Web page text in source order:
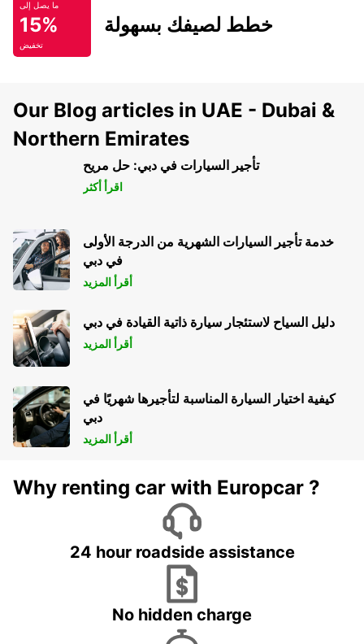
ما يصل إلى
15%
تخفيض
خطط لصيفك بسهولة
Our Blog articles in UAE - Dubai &
Northern Emirates
تأجير السيارات في دبي: حل مريح
اقرأ أكثر
خدمة تأجير السيارات الشهرية من الدرجة الأولى
في دبي
أقرأ المزيد
دليل السياح لاستئجار سيارة ذاتية القيادة في دبي
أقرأ المزيد
كيفية اختيار السيارة المناسبة لتأجيرها شهريًا في
دبي
أقرأ المزيد
Why renting car with Europcar ?
24 hour roadside assistance
No hidden charge